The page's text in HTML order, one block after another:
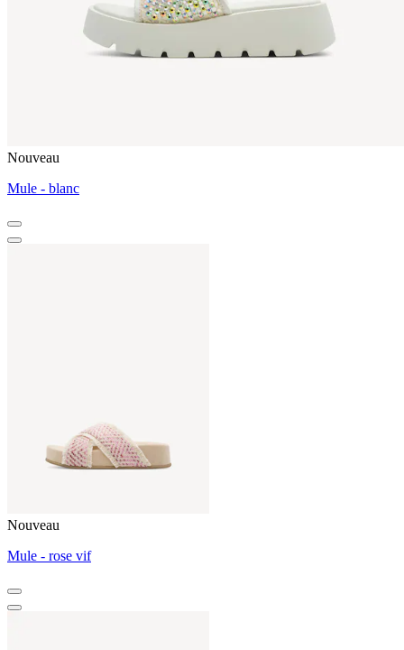
Nouveau
Mule - blanc
Nouveau
Mule - rose vif